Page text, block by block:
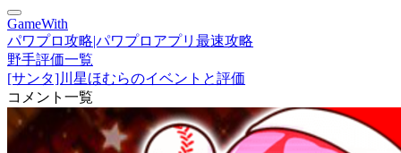
GameWith
パワプロ攻略|パワプロアプリ最速攻略
野手評価一覧
[サンタ]川星ほむらのイベントと評価
コメント一覧